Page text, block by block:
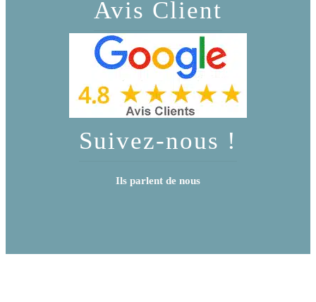
Avis Client
Suivez-nous !
Ils parlent de nous